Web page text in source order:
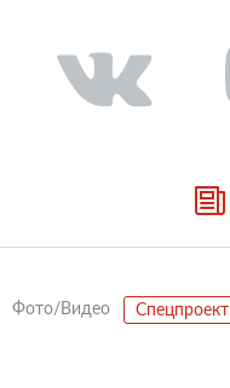
Фото/Видео Спецпроект